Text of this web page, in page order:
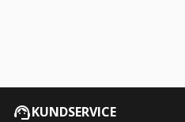
KUNDSERVICE